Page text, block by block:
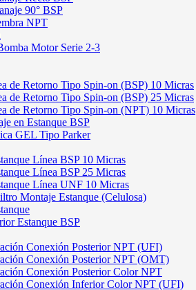
90° BSP
NPT
Motor Serie 2-3
de Retorno Tipo Spin-on (BSP) 10 Micras
de Retorno Tipo Spin-on (BSP) 25 Micras
de Retorno Tipo Spin-on (NPT) 10 Micras
en Estanque BSP
GEL Tipo Parker
Línea BSP 10 Micras
Línea BSP 25 Micras
Línea UNF 10 Micras
Montaje Estanque (Celulosa)
Estanque BSP
Conexión Posterior NPT (UFI)
Conexión Posterior NPT (OMT)
Conexión Posterior Color NPT
Conexión Inferior Color NPT (UFI)